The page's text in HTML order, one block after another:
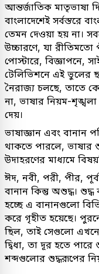
আন্তর্জাতিক মাতৃভাষা
বাংলাদেশেই সর্বস্তরে
তেমন দেওয়া হয় না।
উচ্চারণে, যা রীতিমতো
পোস্টারে, বিজ্ঞাপনে,
টেলিভিশনে এই ভুলের
নৈরাজ্য চলছে, তাতে
না, ভাষার নিয়ম-
দেয়।
ভাষাজ্ঞান এবং বানান
থাকতে পারলে, ভাষার
উদাহরণের মাধ্যমে
ঈদ, নবী, পরী, পীর,
বানান কিন্তু অশুদ্ধ।
হচ্ছে এ বানানগুলো
করে গৃহীত হয়েছে।
ছিল, তাই সেগুলো এখনো
দ্বিধা, তা দূর হতে
শব্দগুলোর শুদ্ধরূপের